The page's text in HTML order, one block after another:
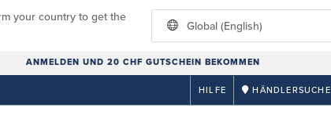
your country to get the
Global (English)
ANMELDEN UND 20 CHF GUTSCHEIN BEKOMMEN
HILFE HÄNDLERSUCHE